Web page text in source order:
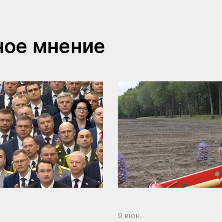
мнение
9 июн.